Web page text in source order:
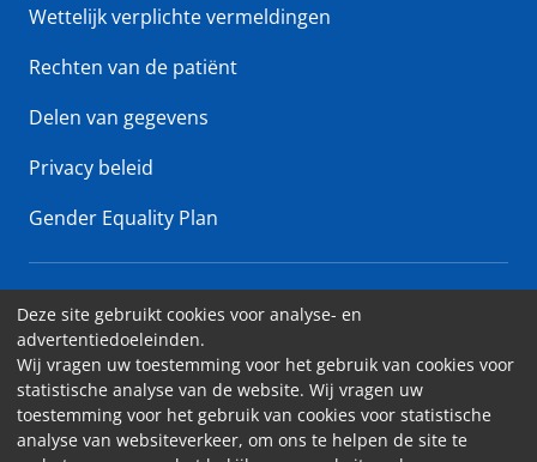
Wettelijk verplichte vermeldingen
Rechten van de patiënt
Delen van gegevens
Privacy beleid
Gender Equality Plan
Erasme Ziekenhuis • Lenniksebaan 808 - 1070 Brussel
Toegankelijkheid
Contact
Cookies
Deze site gebruikt cookies voor analyse- en
advertentiedoeleinden.
Wij vragen uw toestemming voor het gebruik van cookies voor
statistische analyse van de website. Wij vragen uw
toestemming voor het gebruik van cookies voor statistische
analyse van websiteverkeer, om ons te helpen de site te